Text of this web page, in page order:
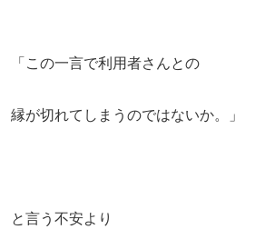
「この一言で利用者さんとの
縁が切れてしまうのではないか。」
と言う不安より